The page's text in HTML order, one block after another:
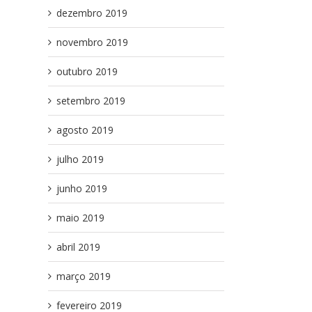
dezembro 2019
novembro 2019
outubro 2019
setembro 2019
agosto 2019
julho 2019
junho 2019
maio 2019
abril 2019
março 2019
fevereiro 2019